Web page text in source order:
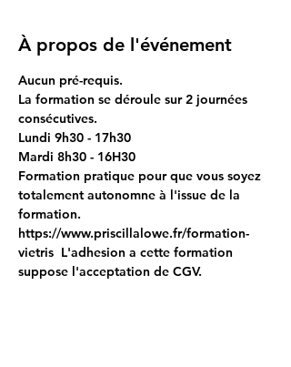
À propos de l'événement
Aucun pré-requis.
La formation se déroule sur 2 journées
consécutives.
Lundi 9h30 - 17h30
Mardi 8h30 - 16H30
Formation pratique pour que vous soyez
totalement autonomne à l'issue de la
formation.
https://www.priscillalowe.fr/formation-
vietris  L'adhesion a cette formation
suppose l'acceptation de CGV.